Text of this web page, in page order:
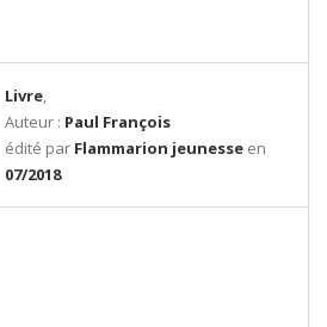
Livre,
Auteur : Paul François
édité par Flammarion jeunesse en
07/2018